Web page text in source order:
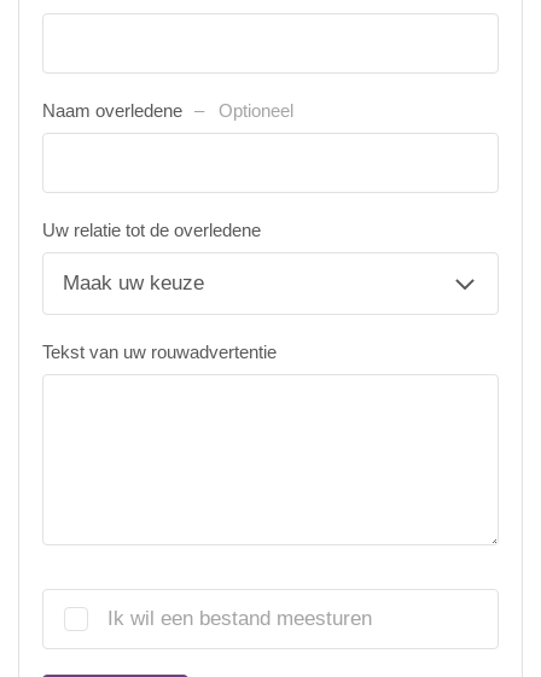
Naam overledene Optioneel
Uw relatie tot de overledene
Tekst van uw rouwadvertentie
Ik wil een bestand meesturen